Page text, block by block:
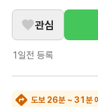
관심
1일전 등록
도보 26분 ~ 31분